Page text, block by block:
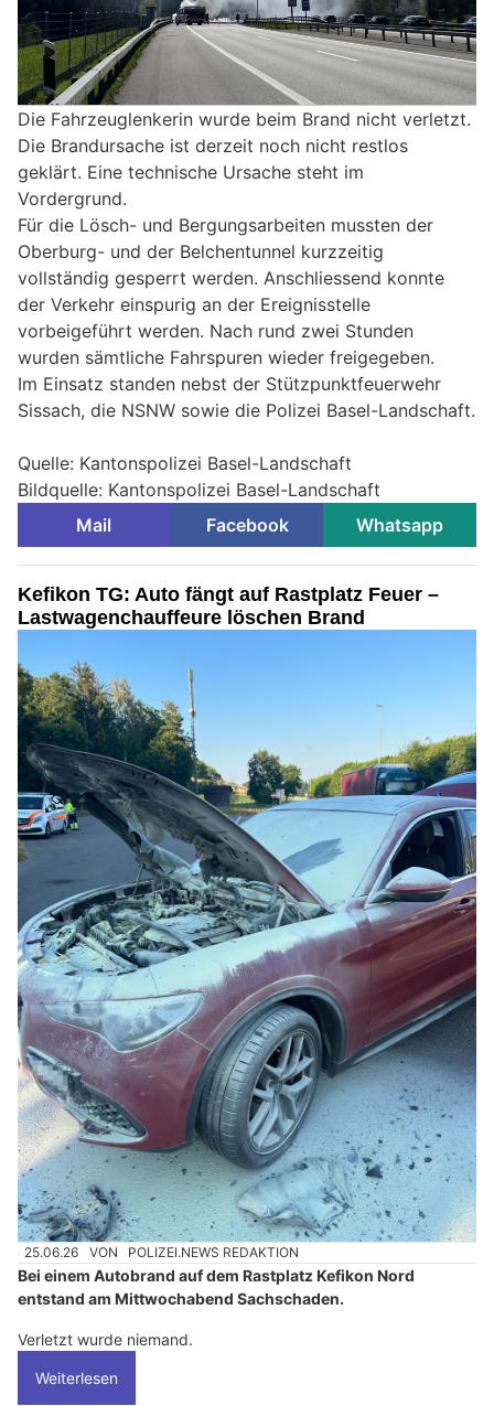
Die Fahrzeuglenkerin wurde beim Brand nicht verletzt.
Die Brandursache ist derzeit noch nicht restlos
geklärt. Eine technische Ursache steht im
Vordergrund.
Für die Lösch- und Bergungsarbeiten mussten der
Oberburg- und der Belchentunnel kurzzeitig
vollständig gesperrt werden. Anschliessend konnte
der Verkehr einspurig an der Ereignisstelle
vorbeigeführt werden. Nach rund zwei Stunden
wurden sämtliche Fahrspuren wieder freigegeben.
Im Einsatz standen nebst der Stützpunktfeuerwehr
Sissach, die NSNW sowie die Polizei Basel-Landschaft.
Quelle: Kantonspolizei Basel-Landschaft
Bildquelle: Kantonspolizei Basel-Landschaft
Mail
Facebook Whatsapp
Kefikon TG: Auto fängt auf Rastplatz Feuer –
Lastwagenchauffeure löschen Brand
25.06.26 VON POLIZEI.NEWS REDAKTION
Bei einem Autobrand auf dem Rastplatz Kefikon Nord
entstand am Mittwochabend Sachschaden.
Verletzt wurde niemand.
Weiterlesen